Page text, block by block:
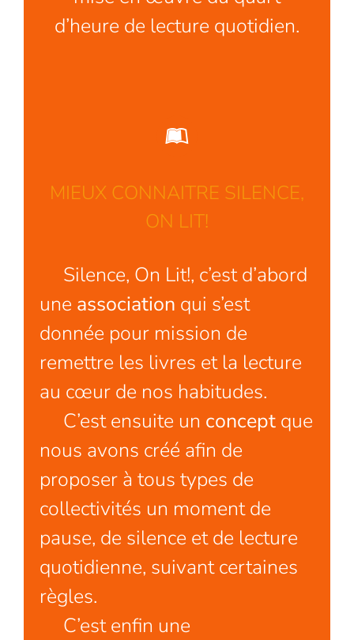
d’heure de lecture quotidien.
MIEUX CONNAITRE SILENCE,
ON LIT!
Silence, On Lit!, c’est d’abord
une association qui s’est
donnée pour mission de
remettre les livres et la lecture
au cœur de nos habitudes.
C’est ensuite un concept que
nous avons créé afin de
proposer à tous types de
collectivités un moment de
pause, de silence et de lecture
quotidienne, suivant certaines
règles.
C’est enfin une